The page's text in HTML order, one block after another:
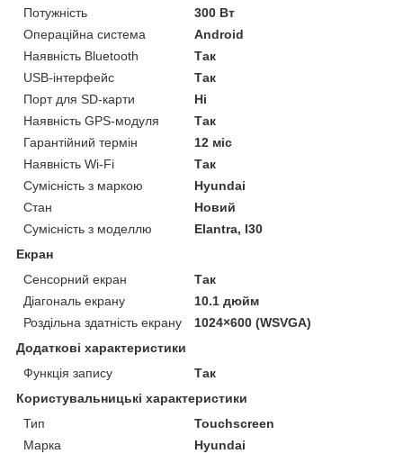
Потужність
300 Вт
Операційна система
Android
Наявність Bluetooth
Так
USB-інтерфейс
Так
Порт для SD-карти
Ні
Наявність GPS-модуля
Так
Гарантійний термін
12 міс
Наявність Wi-Fi
Так
Сумісність з маркою
Hyundai
Стан
Новий
Сумісність з моделлю
Elantra, I30
Екран
Сенсорний екран
Так
Діагональ екрану
10.1 дюйм
Роздільна здатність екрану
1024×600 (WSVGA)
Додаткові характеристики
Функція запису
Так
Користувальницькі характеристики
Тип
Touchscreen
Марка
Hyundai